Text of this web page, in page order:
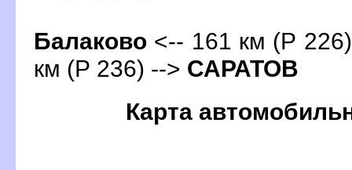
Балаково <-- 161 км (Р
км (Р 236) --> САРАТО
Карта